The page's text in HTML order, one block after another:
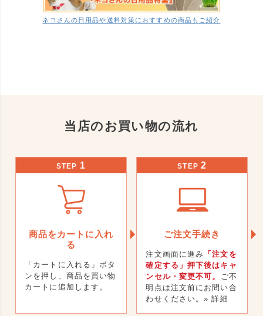
ネコさんの日用品や送料対策におすすめの商品もご紹介
当店のお買い物の流れ
STEP 1
商品をカートに入れ
る
「カートに入れる」ボタ
ンを押し、商品を買い物
カートに追加します。
STEP 2
ご注文手続き
注文画面に進み 「注文を
確定する」押下後はキャ
ンセル・変更不可。 ご不
明点は注文前にお問い合
わせください。» 詳細